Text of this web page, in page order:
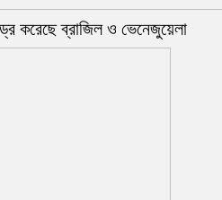
করেছে ব্রাজিল ও ভেনেজুয়েলা